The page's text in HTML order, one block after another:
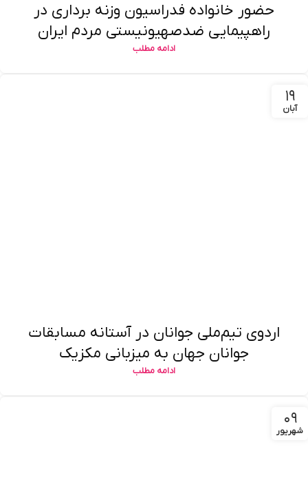
حضور خانواده فدراسیون وزنه برداری در
راهپیمایی ضدصهیونیستی مردم ایران
ادامه مطلب
۱۹
آبان
اردوی تیم‌ملی جوانان در آستانه مسابقات
جوانان جهان به میزبانی مکزیک
ادامه مطلب
۰۹
شهریور